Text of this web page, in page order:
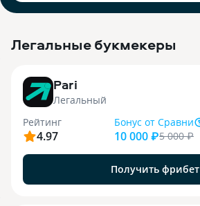
Легальные букмекеры
Pari
Легальный
Рейтинг
4.97
Бонус от Сравни
10 000 ₽5 000₽
Получить фрибет